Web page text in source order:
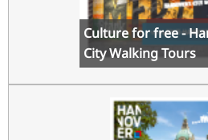
Culture for free -
City Walking Tours